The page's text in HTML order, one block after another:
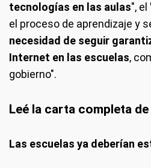
tecnologías en las aulas", el
el proceso de aprendizaje y
necesidad de seguir
Internet en las escuelas,
gobierno".
Leé la carta completa
Las escuelas ya deberían